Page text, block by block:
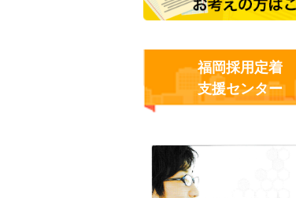
福岡採用定着
支援センター